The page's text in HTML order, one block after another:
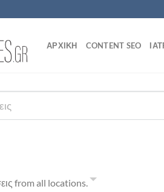
ΑΡΧΙΚΗ CONTENT SEO
from all locations.